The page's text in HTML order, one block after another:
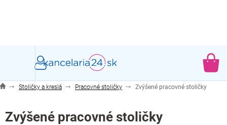
Stoličky a kreslá Pracovné stoličky Zvýšené pracovné stoličky
Zvýšené pracovné stoličky